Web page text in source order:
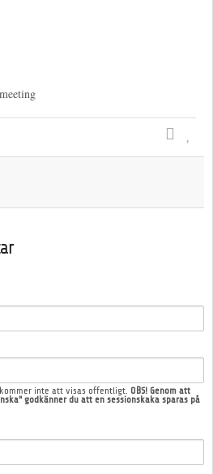
inte att visas offentligt. OBS! Genom att
godkänner du att en sessionskaka sparas på